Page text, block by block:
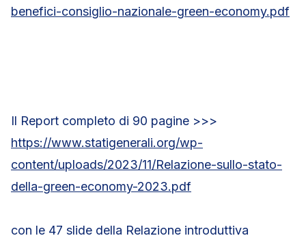
benefici-consiglio-nazionale-green-economy.pdf
Il Report completo di 90 pagine >>>
https://www.statigenerali.org/wp-
content/uploads/2023/11/Relazione-sullo-stato-
della-green-economy-2023.pdf
con le 47 slide della Relazione introduttiva